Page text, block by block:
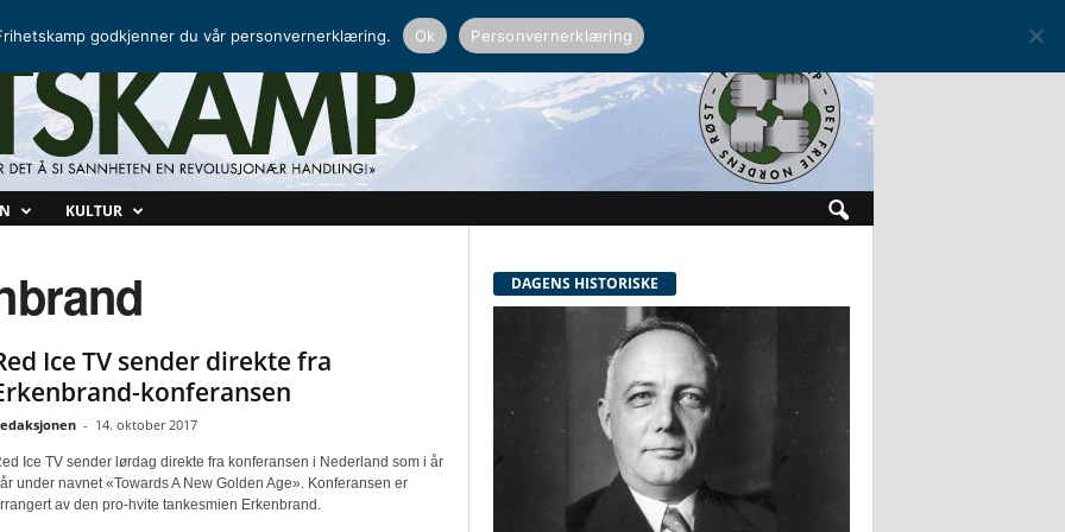
KULTUR
Ice TV sender direkte fra
konferansen
- 14. oktober 2017
Ice TV sender lørdag direkte fra konferansen i Nederland som i år
under navnet «Towards A New Golden Age». Konferansen er
av den pro-hvite tankesmien Erkenbrand.
DAGENS HISTORISKE
godkjenner du vår personvernerklæring. Ok Personvernerklæring